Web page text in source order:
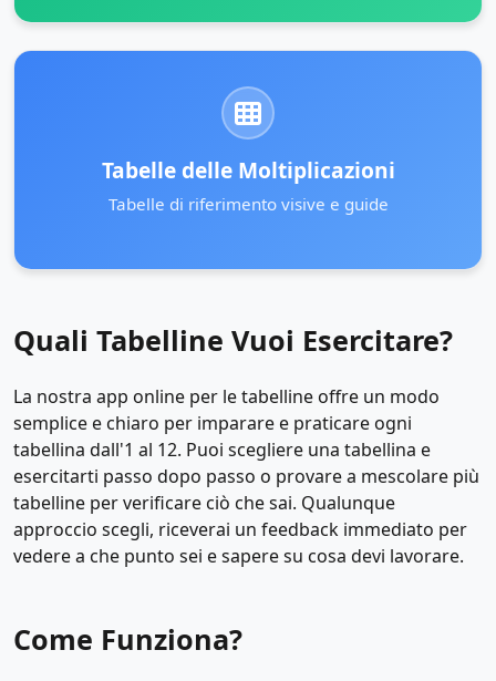
Tabelle delle Moltiplicazioni
Tabelle di riferimento visive e guide
Quali Tabelline Vuoi Esercitare?
La nostra app online per le tabelline offre un modo
semplice e chiaro per imparare e praticare ogni
tabellina dall'1 al 12. Puoi scegliere una tabellina e
esercitarti passo dopo passo o provare a mescolare più
tabelline per verificare ciò che sai. Qualunque
approccio scegli, riceverai un feedback immediato per
vedere a che punto sei e sapere su cosa devi lavorare.
Come Funziona?